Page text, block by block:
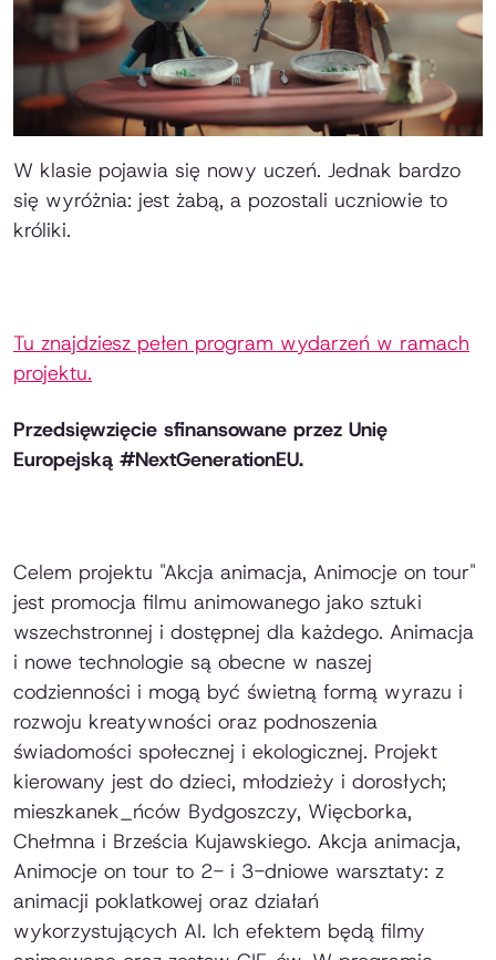
W klasie pojawia się nowy uczeń. Jednak bardzo
się wyróżnia: jest żabą, a pozostali uczniowie to
króliki.
Tu znajdziesz pełen program wydarzeń w ramach
projektu.
Przedsięwzięcie sfinansowane przez Unię
Europejską #NextGenerationEU.
Celem projektu "Akcja animacja, Animocje on tour"
jest promocja filmu animowanego jako sztuki
wszechstronnej i dostępnej dla każdego. Animacja
i nowe technologie są obecne w naszej
codzienności i mogą być świetną formą wyrazu i
rozwoju kreatywności oraz podnoszenia
świadomości społecznej i ekologicznej. Projekt
kierowany jest do dzieci, młodzieży i dorosłych;
mieszkanek_ńców Bydgoszczy, Więcborka,
Chełmna i Brześcia Kujawskiego. Akcja animacja,
Animocje on tour to 2- i 3-dniowe warsztaty: z
animacji poklatkowej oraz działań
wykorzystujących AI. Ich efektem będą filmy